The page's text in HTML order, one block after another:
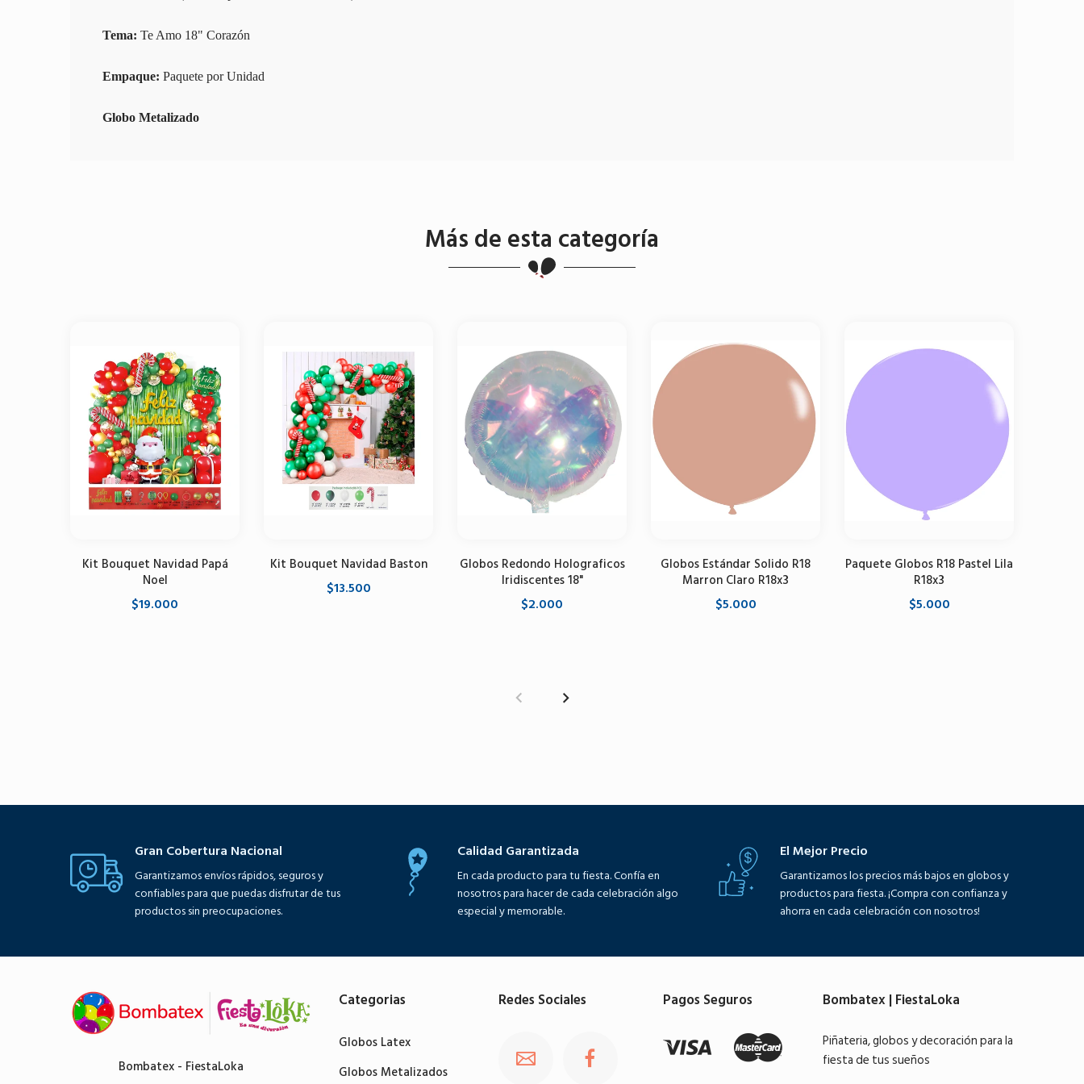
Tema: Te Amo 18" Corazón
Empaque: Paquete por Unidad
Globo Metalizado
Más de esta categoría
Kit Bouquet Navidad Papá
Noel
$19.000
Kit Bouquet Navidad Baston
$13.500
Globos Redondo Holograficos
Iridiscentes 18"
$2.000
Globos Estándar Solido R18
Marron Claro R18x3
$5.000
Paquete Globos R18 Pastel Lila
R18x3
$5.000
Gran Cobertura Nacional
Garantizamos envíos rápidos, seguros y
confiables para que puedas disfrutar de tus
productos sin preocupaciones.
Calidad Garantizada
En cada producto para tu fiesta. Confía en
nosotros para hacer de cada celebración algo
especial y memorable.
El Mejor Precio
Garantizamos los precios más bajos en globos y
productos para fiesta. ¡Compra con confianza y
ahorra en cada celebración con nosotros!
Bombatex - FiestaLoka
Categorias
Globos Latex
Globos Metalizados
Redes Sociales Pagos Seguros Bombatex | FiestaLoka
Piñateria, globos y decoración para la
fiesta de tus sueños